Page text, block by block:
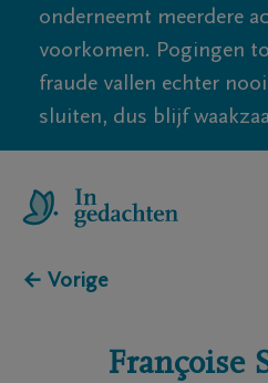
onderneemt meerdere
voorkomen. Pogingen
fraude vallen echter
sluiten, dus blijf
← Vorige
Françoise